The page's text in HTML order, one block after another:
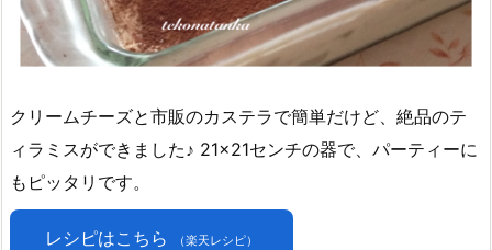
クリームチーズと市販のカステラで簡単だけど、絶品のテ
ィラミスができました♪ 21×21センチの器で、パーティーに
もピッタリです。
レシピはこちら （楽天レシピ）